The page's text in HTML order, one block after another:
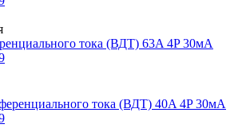
тока (ВДТ) 63A 4P 30мА